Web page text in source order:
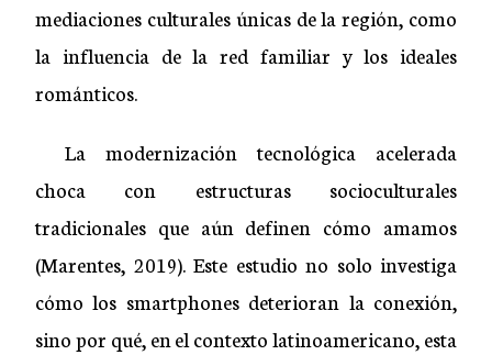
mediaciones culturales únicas de la región, como
la influencia de la red familiar y los ideales
románticos.
La modernización tecnológica acelerada
choca con estructuras socioculturales
tradicionales que aún definen cómo amamos
(Marentes, 2019). Este estudio no solo investiga
cómo los smartphones deterioran la conexión,
sino por qué, en el contexto latinoamericano, esta